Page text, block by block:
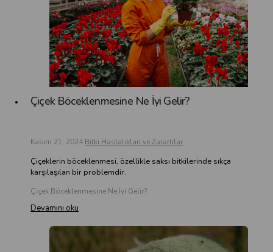
Çiçek Böceklenmesine Ne İyi Gelir?
Kasım 21, 2024 Bitki Hastalıkları ve Zararlılar
Çiçeklerin böceklenmesi, özellikle saksı bitkilerinde sıkça
karşılaşılan bir problemdir.
Çiçek Böceklenmesine Ne İyi Gelir?
Devamını oku